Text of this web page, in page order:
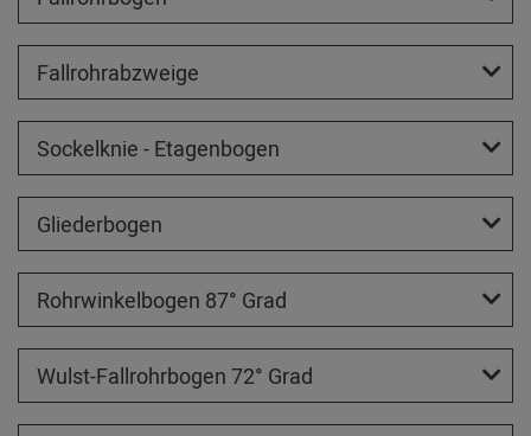
Fallrohrabzweige
Sockelknie - Etagenbogen
Gliederbogen
Rohrwinkelbogen 87° Grad
Wulst-Fallrohrbogen 72° Grad